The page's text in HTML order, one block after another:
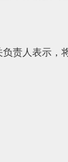
责人表示，